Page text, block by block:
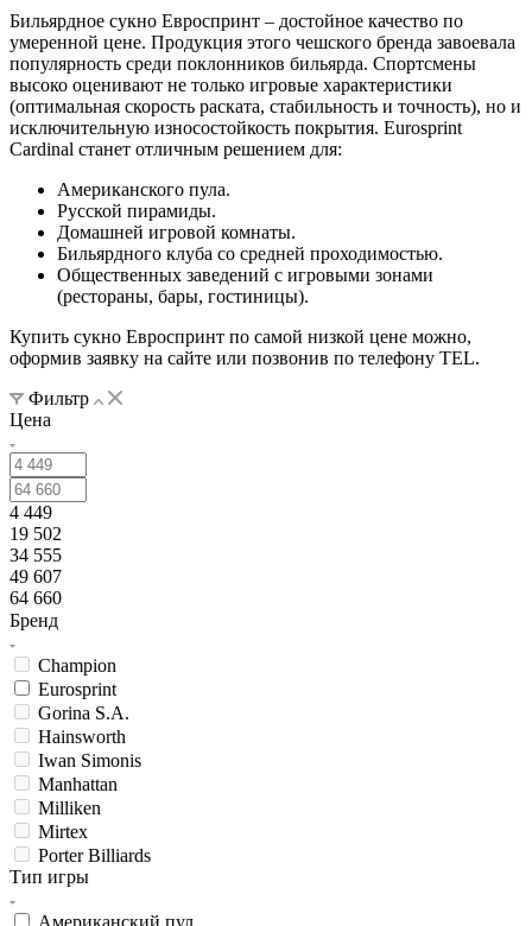
Бильярдное сукно Евроспринт – достойное качество по
умеренной цене. Продукция этого чешского бренда завоевала
популярность среди поклонников бильярда. Спортсмены
высоко оценивают не только игровые характеристики
(оптимальная скорость раската, стабильность и точность), но и
исключительную износостойкость покрытия. Eurosprint
Cardinal станет отличным решением для:
Американского пула.
Русской пирамиды.
Домашней игровой комнаты.
Бильярдного клуба со средней проходимостью.
Общественных заведений с игровыми зонами
(рестораны, бары, гостиницы).
Купить сукно Евроспринт по самой низкой цене можно,
оформив заявку на сайте или позвонив по телефону TEL.
Фильтр
Цена
4 449
19 502
34 555
49 607
64 660
Бренд
Champion
Eurosprint
Gorina S.A.
Hainsworth
Iwan Simonis
Manhattan
Milliken
Mirtex
Porter Billiards
Тип игры
Американский пул